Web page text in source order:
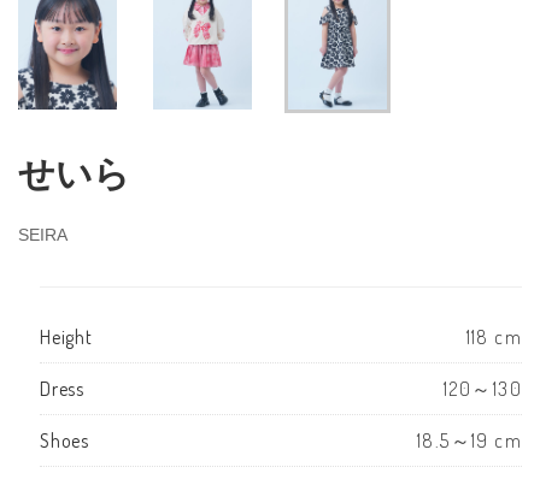
せいら
SEIRA
Height 118 cm
Dress 120～130
Shoes 18.5～19 cm